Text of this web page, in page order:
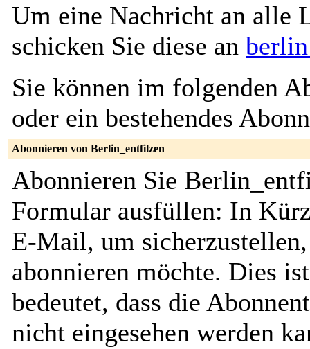
Um eine Nachricht an alle
schicken Sie diese an
Sie können im folgenden
oder ein bestehendes
Abonnieren von Berlin_entfilzen
Abonnieren Sie
Formular ausfüllen: In
E-Mail, um
abonnieren möchte. Dies
bedeutet, dass die
nicht eingesehen werden